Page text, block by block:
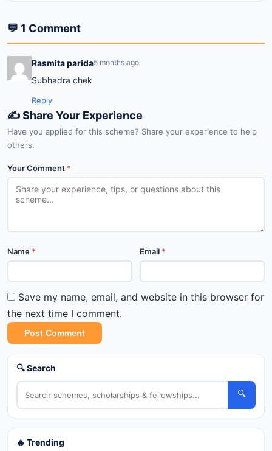
💬 1 Comment
Rasmita parida5 months ago
Subhadra chek
Reply
✍️ Share Your Experience
Have you applied for this scheme? Share your experience to help
others.
Your Comment *
Name * Email *
Save my name, email, and website in this browser for
the next time I comment.
Post Comment
🔍 Search
🔍
🔥 Trending